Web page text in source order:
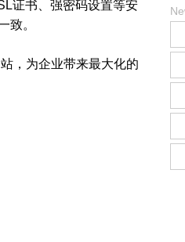
证书、强密码设置等安
致。
，为企业带来最大化的